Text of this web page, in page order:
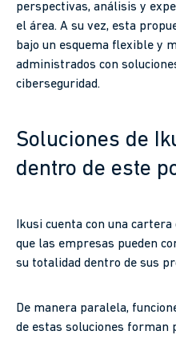
perspectivas, análisis y
el área. A su vez, esta
bajo un esquema flexible y
administrados con
ciberseguridad.
Soluciones de
dentro de este
Ikusi cuenta con una
que las empresas pueden
su totalidad dentro de sus
De manera paralela,
de estas soluciones forman